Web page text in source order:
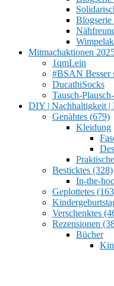
Blogserie
Mitmachaktionen
1qmLein
#BSAN Besser
DucathiSocks
Tausch-
DIY | Nachhaltigkeit |
Genähtes (679)
Kleidung
Besticktes (328)
In-the-
Geplottetes
Verschenktes
Rezensionen
Bücher